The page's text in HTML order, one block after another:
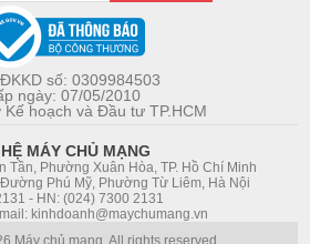
số: 0309984503
ngày: 07/05/2010
Kế hoạch và Đầu tư TP.HCM
MÁY CHỦ MẠNG
Tần, Phường Xuân Hòa, TP. Hồ Chí Minh
Phú Mỹ, Phường Từ Liêm, Hà Nội
- HN: (024) 7300 2131
kinhdoanh@maychumang.vn
Máy chủ mạng. All rights reserved.